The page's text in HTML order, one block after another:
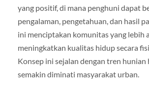
yang positif, di mana penghuni dapat
pengalaman, pengetahuan, dan hasil
ini menciptakan komunitas yang lebih
meningkatkan kualitas hidup secara
Konsep ini sejalan dengan tren hunian
semakin diminati masyarakat urban.